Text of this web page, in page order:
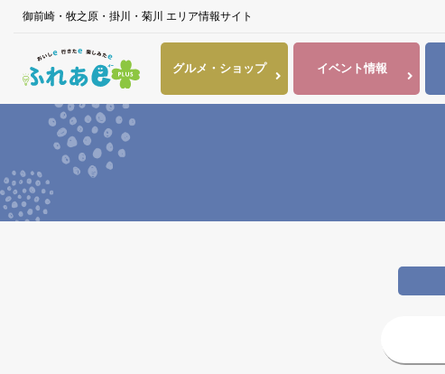
御前崎・牧之原・掛川・菊川 エリア情報サイト
グルメ・ ショップ イベント情報